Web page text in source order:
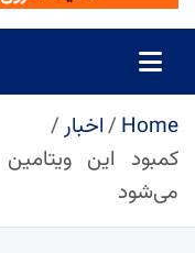
Home
اخبار
کمبود این
می‌شود